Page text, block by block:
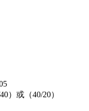
）或（40/20）